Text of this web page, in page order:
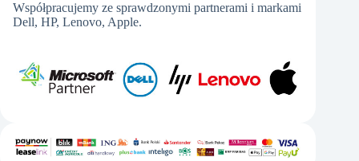
Współpracujemy ze sprawdzonymi partnerami i markami
Dell, HP, Lenovo, Apple.